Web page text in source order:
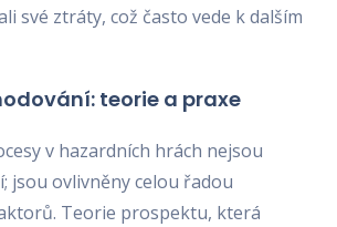
své ztráty, což často vede k dalším
teorie a praxe
v hazardních hrách nejsou
jsou ovlivněny celou řadou
Teorie prospektu, která